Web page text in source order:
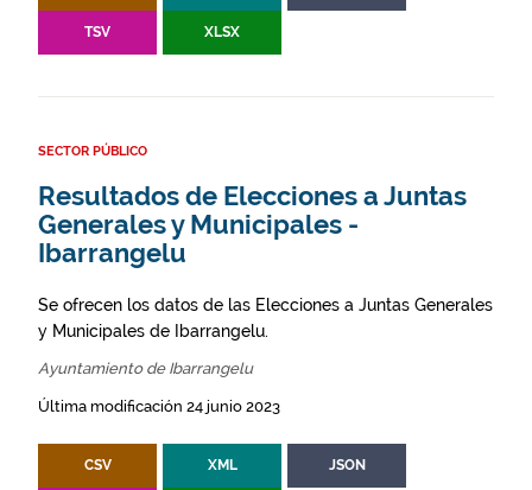
TSV XLSX
SECTOR PÚBLICO
Resultados de Elecciones a Juntas
Generales y Municipales -
Ibarrangelu
Se ofrecen los datos de las Elecciones a Juntas Generales
y Municipales de Ibarrangelu.
Ayuntamiento de Ibarrangelu
Última modificación 24 junio 2023
CSV XML JSON